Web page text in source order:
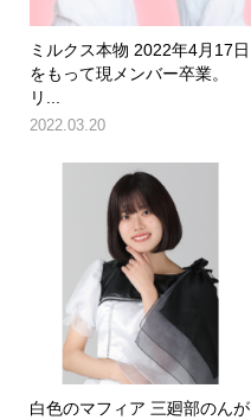
ミルクス本物 2022年4月17日
をもって現メンバー卒業。
リ...
2022.03.20
白色のマフィア 三廻部のんが